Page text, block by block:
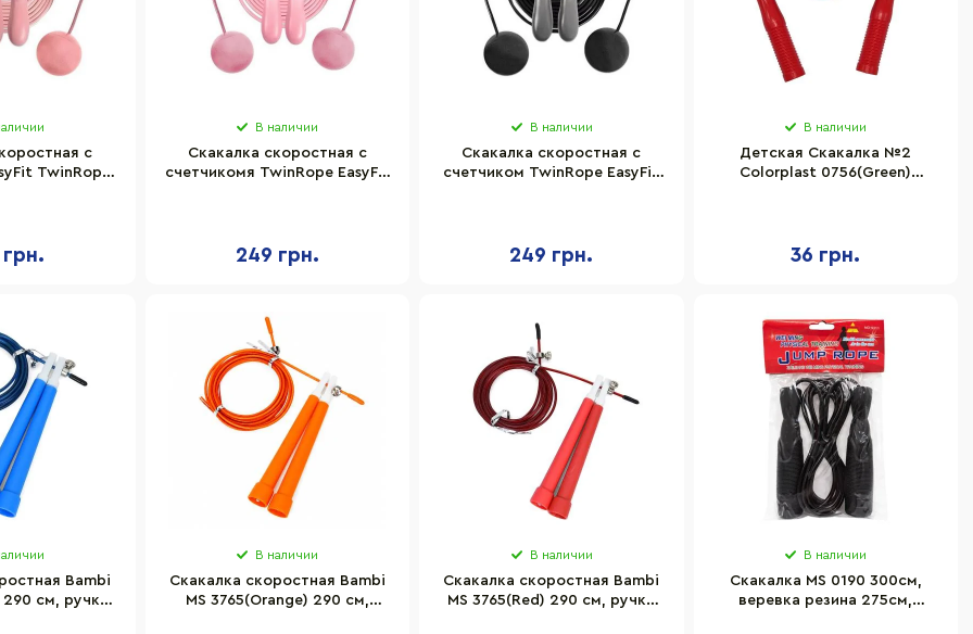
с
TwinRope
В наличии
Скакалка скоростная с
счетчикомя TwinRope EasyFit
249 грн.
В наличии
Скакалка скоростная с
счетчиком TwinRope EasyFit
249 грн.
В наличии
Детская Скакалка №2
Colorplast 0756(Green)
36 грн.
Bambi
290 см, ручка
В наличии
Скакалка скоростная Bambi
MS 3765(Orange) 290 см,
В наличии
Скакалка скоростная Bambi
MS 3765(Red) 290 см, ручка
В наличии
Скакалка MS 0190 300см,
веревка резина 275см,